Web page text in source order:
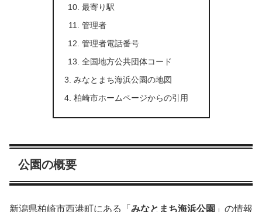
最寄り駅
管理者
管理者電話番号
全国地方公共団体コード
みなとまち海浜公園の地図
柏崎市ホームページからの引用
公園の概要
新潟県柏崎市西港町にある「 みなとまち海浜公園 」の情報